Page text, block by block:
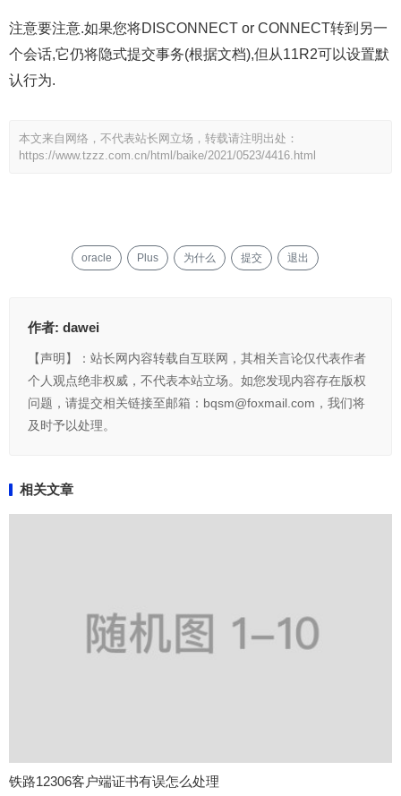
注意要注意.如果您将DISCONNECT or CONNECT转到另一
个会话,它仍将隐式提交事务(根据文档),但从11R2可以设置默
认行为.
本文来自网络，不代表站长网立场，转载请注明出处：
https://www.tzzz.com.cn/html/baike/2021/0523/4416.html
oracle Plus 为什么 提交 退出
作者: dawei
【声明】：站长网内容转载自互联网，其相关言论仅代表作者
个人观点绝非权威，不代表本站立场。如您发现内容存在版权
问题，请提交相关链接至邮箱：bqsm@foxmail.com，我们将
及时予以处理。
相关文章
铁路12306客户端证书有误怎么处理